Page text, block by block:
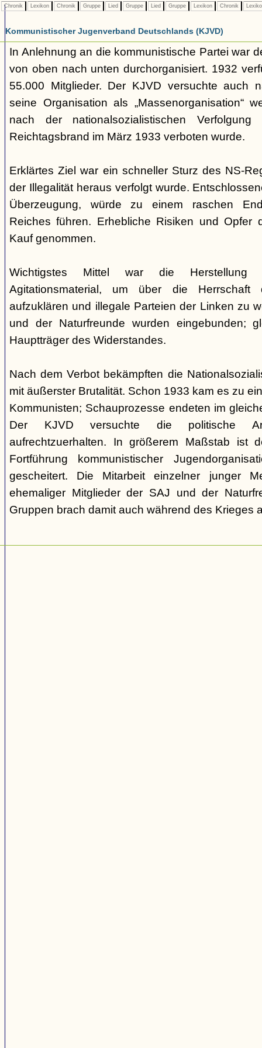
Chronik Lexikon Chronik Gruppe Lied Gruppe Lied Gruppe Lexikon Chronik
Kommunistischer Jugenverband Deutschlands (KJVD)
In Anlehnung an die kommunistische Partei war
von oben nach unten durchorganisiert. 1932
55.000 Mitglieder. Der KJVD versuchte auch
seine Organisation als „Massenorganisation“
nach der nationalsozialistischen
Reichtagsbrand im März 1933 verboten wurde.
Erklärtes Ziel war ein schneller Sturz des NS-
der Illegalität heraus verfolgt wurde.
Überzeugung, würde zu einem raschen
Reiches führen. Erhebliche Risiken und Opfer
Kauf genommen.
Wichtigstes Mittel war die Herstellung
Agitationsmaterial, um über die Herrschaft
aufzuklären und illegale Parteien der Linken zu
und der Naturfreunde wurden eingebunden;
Hauptträger des Widerstandes.
Nach dem Verbot bekämpften die
mit äußerster Brutalität. Schon 1933 kam es zu
Kommunisten; Schauprozesse endeten im
Der KJVD versuchte die politische
aufrechtzuerhalten. In größerem Maßstab ist
Fortführung kommunistischer
gescheitert. Die Mitarbeit einzelner junger
ehemaliger Mitglieder der SAJ und der
Gruppen brach damit auch während des Krieges